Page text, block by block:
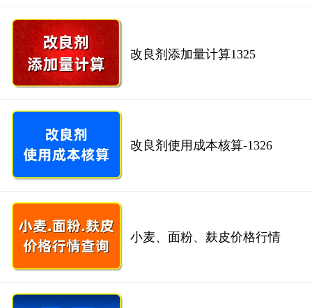
改良剂添加量计算1325
改良剂使用成本核算-1326
小麦、面粉、麸皮价格行情